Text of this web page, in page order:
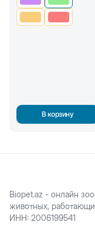
В корзину
Biopet.az - онлайн
животных,
ИНН: 2006199541